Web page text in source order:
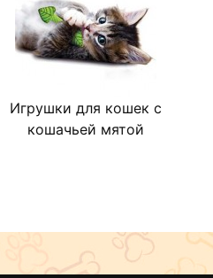
Игрушки для кошек с
кошачьей мятой